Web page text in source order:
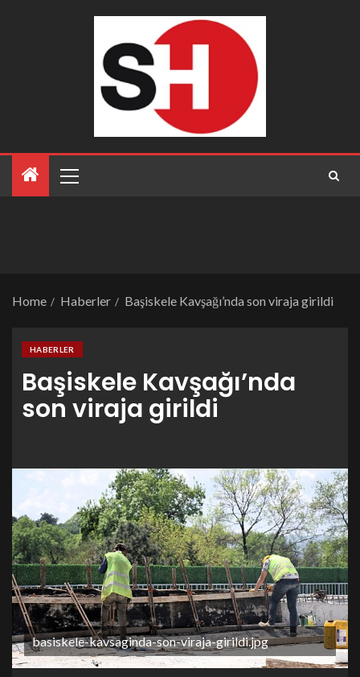
Home Haberler Başiskele Kavşağı’nda son viraja girildi
HABERLER
Başiskele Kavşağı’nda
son viraja girildi
basiskele-kavsaginda-son-viraja-girildi.jpg